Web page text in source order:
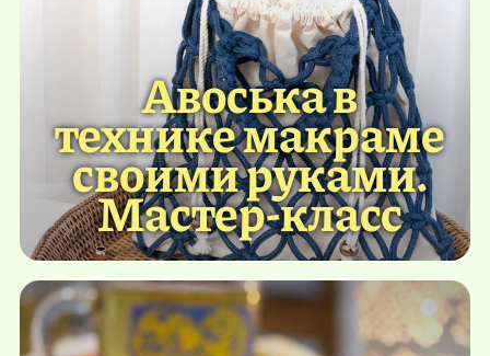
Авоська в
технике макраме
своими руками.
Мастер-класс